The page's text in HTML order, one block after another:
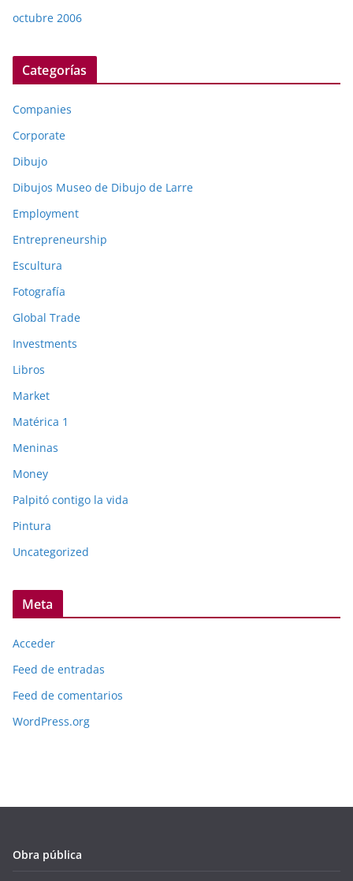
octubre 2006
Categorías
Companies
Corporate
Dibujo
Dibujos Museo de Dibujo de Larre
Employment
Entrepreneurship
Escultura
Fotografía
Global Trade
Investments
Libros
Market
Matérica 1
Meninas
Money
Palpitó contigo la vida
Pintura
Uncategorized
Meta
Acceder
Feed de entradas
Feed de comentarios
WordPress.org
Obra pública